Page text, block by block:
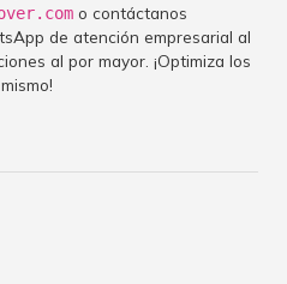
o contáctanos
de atención empresarial al
al por mayor. ¡Optimiza los